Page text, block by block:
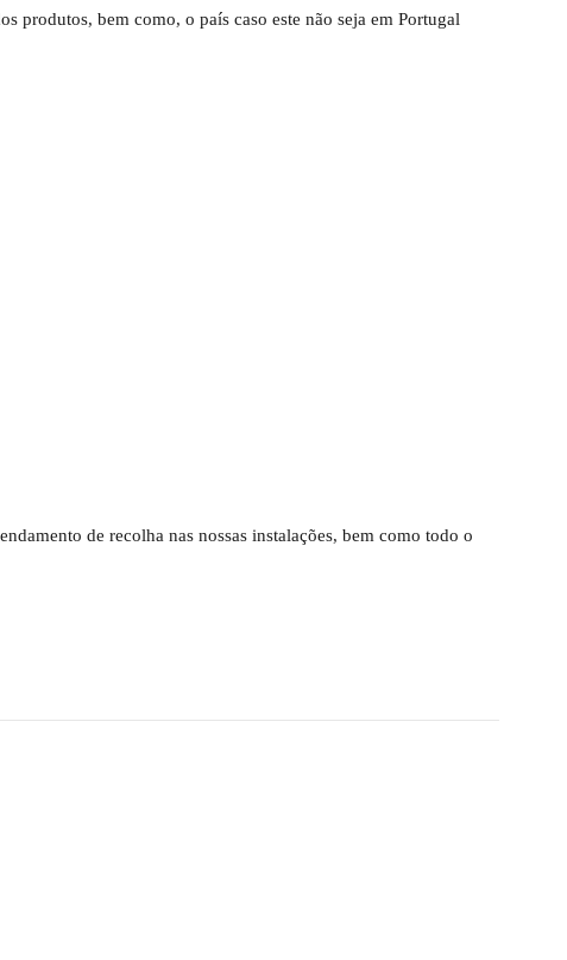
produtos, bem como, o país caso este não seja em Portugal
de recolha nas nossas instalações, bem como todo o